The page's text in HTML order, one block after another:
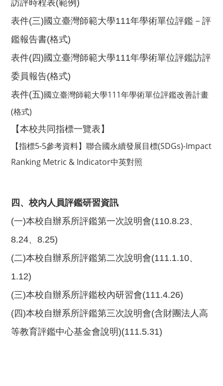
訪評時程表(範例)
表件(三) 國立臺灣師範大學111年學術單位評鑑－評
鑑報告書(格式)
表件(四) 國立臺灣師範大學111年學術單位評鑑訪評
委員報告(格式)
表件(五)國立臺灣師範大學111年學術單位評鑑改善計畫
(格式)
【本校共同指標一覽表】
【指標5-5參考資料】聯合國永續發展目標(SDGs)-Impact
Ranking Metric & Indicator中英對照
四、校內人員評鑑研習資訊
(一)本校自辦系所評鑑第一次說明會(110.8.23、
8.24、8.25)
(二)本校自辦系所評鑑第二次說明會(111.1.10、
1.12)
(三)本校自辦系所評鑑校內研習會(111.4.26)
(四)本校自辦系所評鑑第三次說明會(含財團法人高
等教育評鑑中心基金會說明)(111.5.31)